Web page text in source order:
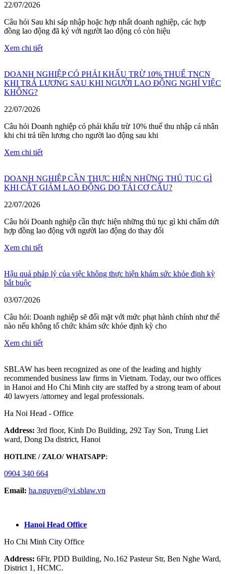
22/07/2026
Câu hỏi Sau khi sáp nhập hoặc hợp nhất doanh nghiệp, các hợp
đồng lao động đã ký với người lao động có còn hiệu
Xem chi tiết
DOANH NGHIỆP CÓ PHẢI KHẤU TRỪ 10% THUẾ TNCN
KHI TRẢ LƯƠNG SAU KHI NGƯỜI LAO ĐỘNG NGHỈ VIỆC
KHÔNG?
22/07/2026
Câu hỏi Doanh nghiệp có phải khấu trừ 10% thuế thu nhập cá nhân
khi chi trả tiền lương cho người lao động sau khi
Xem chi tiết
DOANH NGHIỆP CẦN THỰC HIỆN NHỮNG THỦ TỤC GÌ
KHI CẮT GIẢM LAO ĐỘNG DO TÁI CƠ CẤU?
22/07/2026
Câu hỏi Doanh nghiệp cần thực hiện những thủ tục gì khi chấm dứt
hợp đồng lao động với người lao động do thay đổi
Xem chi tiết
Hậu quả pháp lý của việc không thực hiện khám sức khỏe định kỳ
bắt buộc
03/07/2026
Câu hỏi: Doanh nghiệp sẽ đối mặt với mức phạt hành chính như thế
nào nếu không tổ chức khám sức khỏe định kỳ cho
Xem chi tiết
SBLAW has been recognized as one of the leading and highly
recommended business law firms in Vietnam. Today, our two offices
in Hanoi and Ho Chi Minh city are staffed by a strong team of about
40 lawyers /attorney and legal professionals.
Ha Noi Head - Office
Address: 3rd floor, Kinh Do Building, 292 Tay Son, Trung Liet
ward, Dong Da district, Hanoi
HOTLINE / ZALO/ WHATSAPP:
0904 340 664
Email: ha.nguyen@vi.sblaw.vn
Hanoi Head Office
Ho Chi Minh City Office
Address: 6Flr, PDD Building, No.162 Pasteur Str, Ben Nghe Ward,
District 1, HCMC.